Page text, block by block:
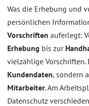
Was die Erhebung und
persönlichen
Vorschriften auferlegt:
Erhebung bis zur
vielzählige
Kundendaten, sondern
Mitarbeiter. Am
Datenschutz